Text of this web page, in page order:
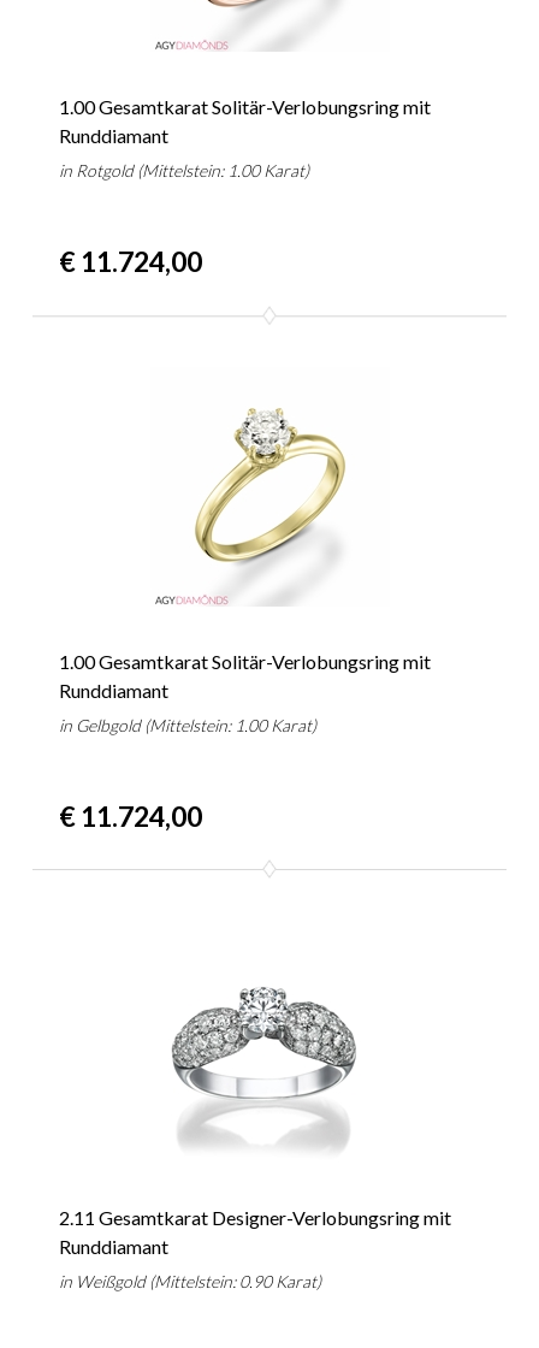
1.00 Gesamtkarat Solitär-Verlobungsring mit
Runddiamant
in Rotgold (Mittelstein: 1.00 Karat)
€ 11.724,00
1.00 Gesamtkarat Solitär-Verlobungsring mit
Runddiamant
in Gelbgold (Mittelstein: 1.00 Karat)
€ 11.724,00
2.11 Gesamtkarat Designer-Verlobungsring mit
Runddiamant
in Weißgold (Mittelstein: 0.90 Karat)